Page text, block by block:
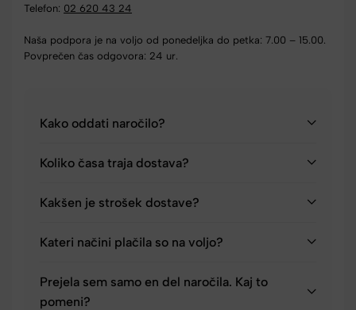
Telefon: 02 620 43 24
Naša podpora je na voljo od ponedeljka do petka: 7.00 – 15.00.
Povprečen čas odgovora: 24 ur.
Kako oddati naročilo?
Koliko časa traja dostava?
Kakšen je strošek dostave?
Kateri načini plačila so na voljo?
Prejela sem samo en del naročila. Kaj to
pomeni?